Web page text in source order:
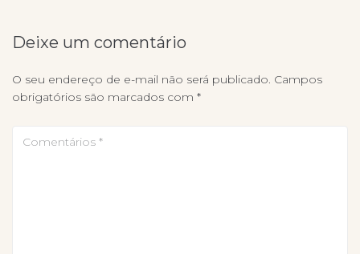
Deixe um comentário
O seu endereço de e-mail não será publicado. Campos
obrigatórios são marcados com *